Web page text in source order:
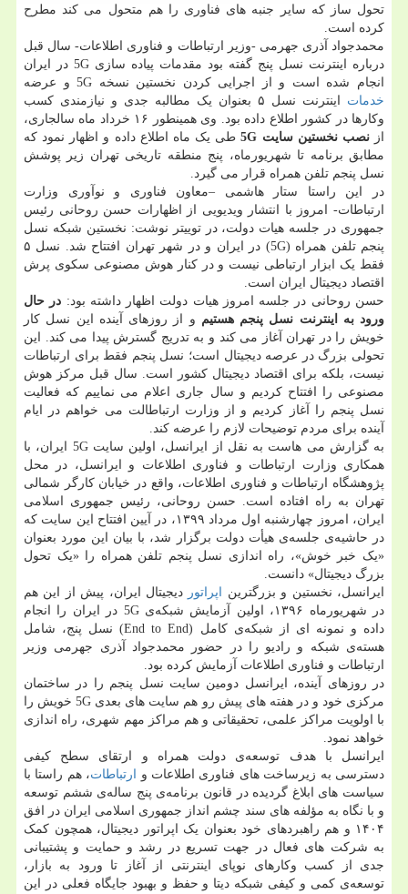
تحول ساز که سایر جنبه های فناوری را هم متحول می کند مطرح
کرده است.
محمدجواد آذری جهرمی -وزیر ارتباطات و فناوری اطلاعات- سال قبل
درباره اینترنت نسل پنج گفته بود مقدمات پیاده سازی 5G در ایران
انجام شده است و از اجرایی کردن نخستین نسخه 5G و عرضه
خدمات
اینترنت نسل ۵ بعنوان یک مطالبه جدی و نیازمندی کسب
وکارها در کشور اطلاع داده بود. وی همینطور ۱۶ خرداد ماه سالجاری،
ازنصب نخستین سایت 5G
طی یک ماه اطلاع داده و اظهار نمود که
مطابق برنامه تا شهریورماه، پنج منطقه تاریخی تهران زیر پوشش
نسل پنجم تلفن همراه قرار می گیرد.
در این راستا ستار هاشمی –معاون فناوری و نوآوری وزارت
ارتباطات- امروز با انتشار ویدیویی از اظهارات حسن روحانی رئیس
جمهوری در جلسه هیات دولت، در توییتر نوشت: نخستین شبکه نسل
پنجم تلفن همراه (5G) در ایران و در شهر تهران افتتاح شد. نسل ۵
فقط یک ابزار ارتباطی نیست و در کنار هوش مصنوعی سکوی پرش
اقتصاد دیجیتال ایران است.
حسن روحانی در جلسه امروز هیات دولت اظهار داشته بود: در حال
ورود به اینترنت نسل پنجم هستیم و از روزهای آینده این نسل کار
خویش را در تهران آغاز می کند و به تدریج گسترش پیدا می کند. این
تحولی بزرگ در عرصه دیجیتال است؛ نسل پنجم فقط برای ارتباطات
نیست، بلکه برای اقتصاد دیجیتال کشور است. سال قبل مرکز هوش
مصنوعی را افتتاح کردیم و سال جاری اعلام می نماییم که فعالیت
نسل پنجم را آغاز کردیم و از وزارت ارتباطالت می خواهم در ایام
آینده برای مردم توضیحات لازم را عرضه کند.
به گزارش می هاست به نقل از ایرانسل، اولین سایت 5G ایران، با
همکاری وزارت ارتباطات و فناوری اطلاعات و ایرانسل، در محل
پژوهشگاه ارتباطات و فناوری اطلاعات، واقع در خیابان کارگر شمالی
تهران به راه افتاده است. حسن روحانی، رئیس جمهوری اسلامی
ایران، امروز چهارشنبه اول مرداد ۱۳۹۹، در آیین افتتاح این سایت که
در حاشیه‌ی جلسه‌ی هیأت دولت برگزار شد، با بیان این مورد بعنوان
«یک خبر خوش»، راه اندازی نسل پنجم تلفن همراه را «یک تحول
بزرگ دیجیتال» دانست.
ایرانسل، نخستین و بزرگترین
اپراتور دیجیتال ایران، پیش از این هم
در شهریورماه ۱۳۹۶، اولین آزمایش شبکه‌ی 5G در ایران را انجام
داده و نمونه ای از شبکه‌ی کامل (End to End) نسل پنج، شامل
هسته‌ی شبکه و رادیو را در حضور محمدجواد آذری جهرمی وزیر
ارتباطات و فناوری اطلاعات آزمایش کرده بود.
در روزهای آینده، ایرانسل دومین سایت نسل پنجم را در ساختمان
مرکزی خود و در هفته های پیش رو هم سایت های بعدی 5G خویش را
با اولویت مراکز علمی، تحقیقاتی و هم مراکز مهم شهری، راه اندازی
خواهد نمود.
ایرانسل با هدف توسعه‌ی دولت همراه و ارتقای سطح کیفی
دسترسی به زیرساخت های فناوری اطلاعات و
ارتباطات، هم راستا با
سیاست های ابلاغ گردیده در قانون برنامه‌ی پنج ساله‌ی ششم توسعه
و با نگاه به مؤلفه های سند چشم انداز جمهوری اسلامی ایران در افق
۱۴۰۴ و هم راهبردهای خود بعنوان یک اپراتور دیجیتال، همچون کمک
به شرکت های فعال در جهت تسریع در رشد و حمایت و پشتیبانی
جدی از کسب وکارهای نوپای اینترنتی از آغاز تا ورود به بازار،
توسعه‌ی کمی و کیفی شبکه دیتا و حفظ و بهبود جایگاه فعلی در این